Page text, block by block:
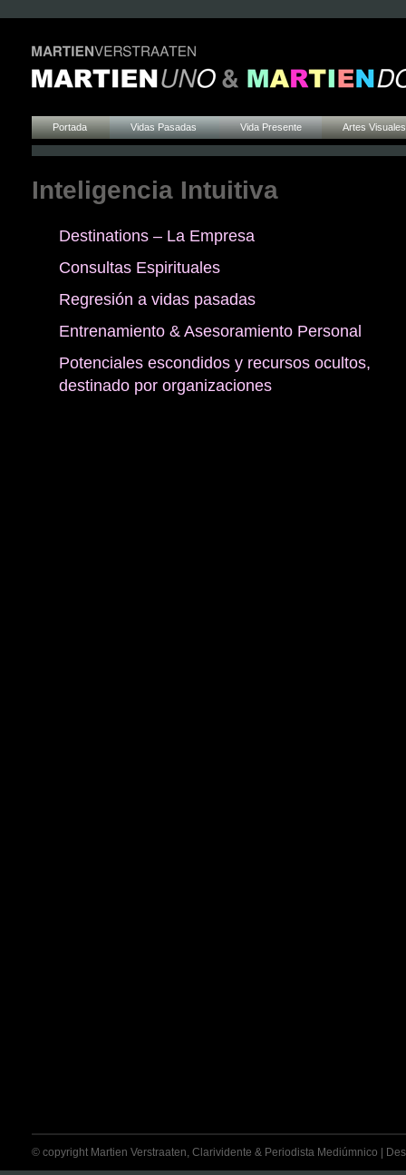
Portada Vidas Pasadas Vida Presente Artes Visuales
Inteligencia Intuitiva
Destinations – La Empresa
Consultas Espirituales
Regresión a vidas pasadas
Entrenamiento & Asesoramiento Personal
Potenciales escondidos y recursos ocultos,
destinado por organizaciones
© copyright Martien Verstraaten, Clarividente & Periodista Mediúmnico |